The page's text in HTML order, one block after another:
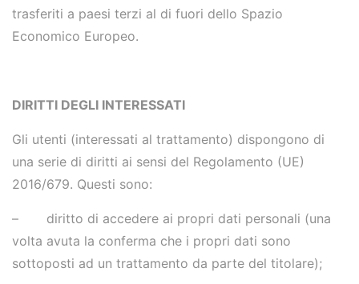
trasferiti a paesi terzi al di fuori dello Spazio
Economico Europeo.
DIRITTI DEGLI INTERESSATI
Gli utenti (interessati al trattamento) dispongono di
una serie di diritti ai sensi del Regolamento (UE)
2016/679. Questi sono:
– diritto di accedere ai propri dati personali (una
volta avuta la conferma che i propri dati sono
sottoposti ad un trattamento da parte del titolare);